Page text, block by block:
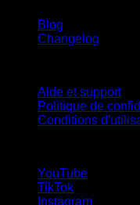
Blog
Changelog
Aide et support
Politique de
Conditions
YouTube
TikTok
Instagram